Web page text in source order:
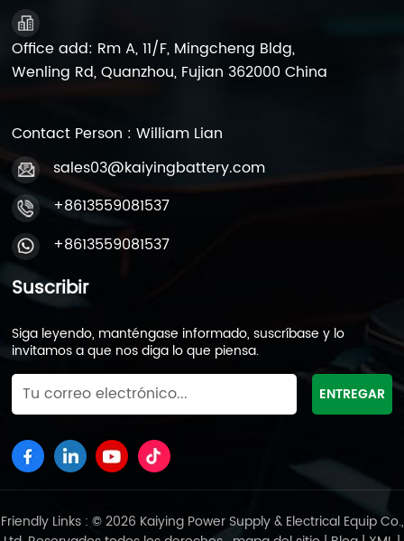
Office add: Rm A, 11/F, Mingcheng Bldg,
Wenling Rd, Quanzhou, Fujian 362000 China
Contact Person : William Lian
sales03@kaiyingbattery.com
+8613559081537
+8613559081537
Suscribir
Siga leyendo, manténgase informado, suscríbase y lo
invitamos a que nos diga lo que piensa.
Friendly Links : © 2026 Kaiying Power Supply & Electrical Equip Co.,